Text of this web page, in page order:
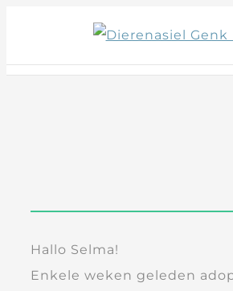
content
Hallo Selma!
Enkele weken geleden